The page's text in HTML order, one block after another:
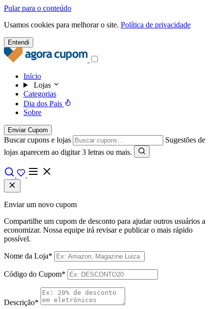
Pular para o conteúdo
Usamos cookies para melhorar o site. Política de privacidade
Entendi
Início
Lojas
Categorias
Dia dos Pais
Sobre
Enviar Cupom
Buscar cupons e lojas
Sugestões de
lojas aparecem ao digitar 3 letras ou mais.
Enviar um novo cupom
Compartilhe um cupom de desconto para ajudar outros usuários a
economizar. Nossa equipe irá revisar e publicar o mais rápido
possível.
Nome da Loja*
Código do Cupom*
Descrição*